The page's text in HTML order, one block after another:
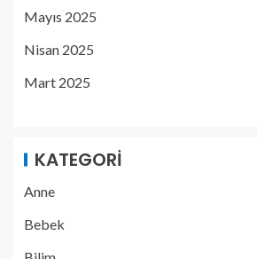
Mayıs 2025
Nisan 2025
Mart 2025
KATEGORI
Anne
Bebek